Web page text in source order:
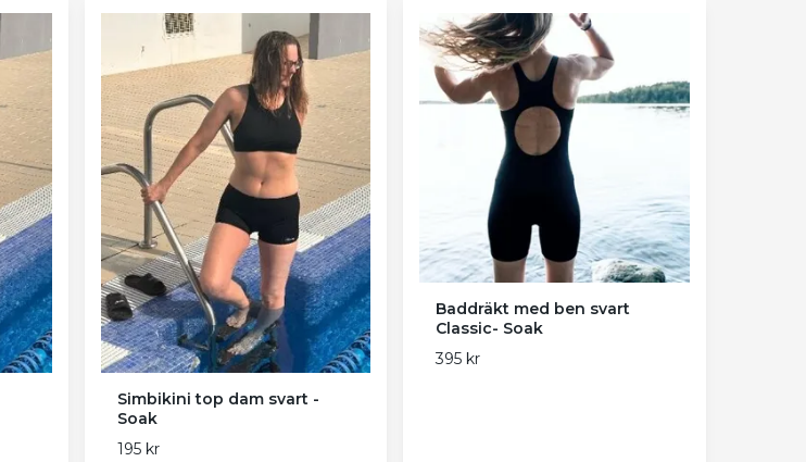
Simbikini top dam svart -
Soak
195 kr
Baddräkt med ben svart
Classic- Soak
395 kr